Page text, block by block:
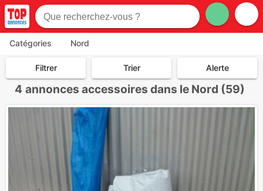
Catégories Nord
Filtrer Trier Alerte
4 annonces accessoires dans le Nord (59)